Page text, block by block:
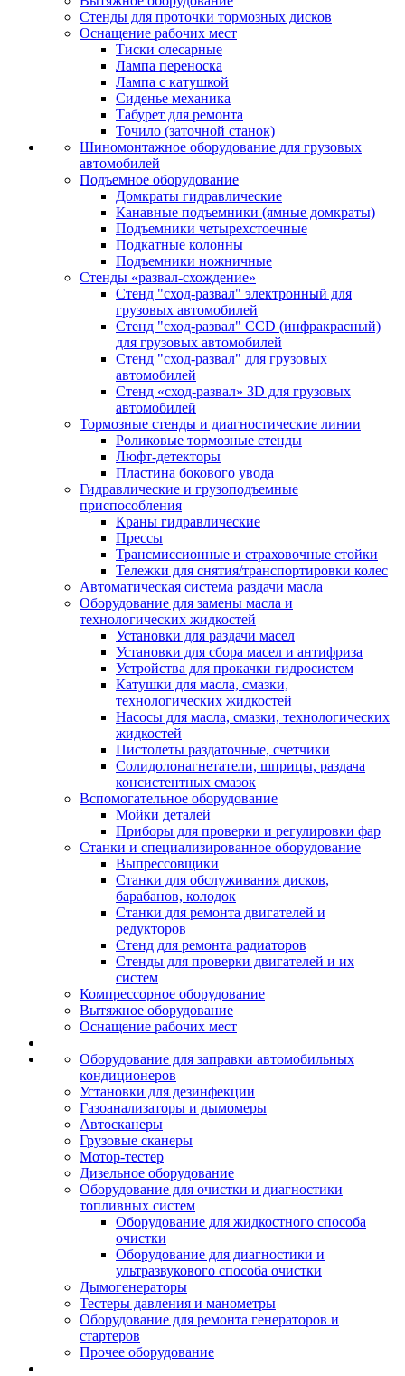
Стенды для проточки тормозных дисков
Оснащение рабочих мест
Тиски слесарные
Лампа переноска
Лампа с катушкой
Сиденье механика
Табурет для ремонта
Точило (заточной станок)
Шиномонтажное оборудование для грузовых
автомобилей
Подъемное оборудование
Домкраты гидравлические
Канавные подъемники (ямные домкраты)
Подъемники четырехстоечные
Подкатные колонны
Подъемники ножничные
Стенды «развал-схождение»
Стенд "сход-развал" электронный для
грузовых автомобилей
Стенд "сход-развал" CCD (инфракрасный)
для грузовых автомобилей
Стенд "сход-развал" для грузовых
автомобилей
Стенд «сход-развал» 3D для грузовых
автомобилей
Тормозные стенды и диагностические линии
Роликовые тормозные стенды
Люфт-детекторы
Пластина бокового увода
Гидравлические и грузоподъемные
приспособления
Краны гидравлические
Прессы
Трансмиссионные и страховочные стойки
Тележки для снятия/транспортировки колес
Автоматическая система раздачи масла
Оборудование для замены масла и
технологических жидкостей
Установки для раздачи масел
Установки для сбора масел и антифриза
Устройства для прокачки гидросистем
Катушки для масла, смазки,
технологических жидкостей
Насосы для масла, смазки, технологических
жидкостей
Пистолеты раздаточные, счетчики
Солидолонагнетатели, шприцы, раздача
консистентных смазок
Вспомогательное оборудование
Мойки деталей
Приборы для проверки и регулировки фар
Станки и специализированное оборудование
Выпрессовщики
Станки для обслуживания дисков,
барабанов, колодок
Станки для ремонта двигателей и
редукторов
Стенд для ремонта радиаторов
Стенды для проверки двигателей и их
систем
Компрессорное оборудование
Вытяжное оборудование
Оснащение рабочих мест
Оборудование для заправки автомобильных
кондиционеров
Установки для дезинфекции
Газоанализаторы и дымомеры
Автосканеры
Грузовые сканеры
Мотор-тестер
Дизельное оборудование
Оборудование для очистки и диагностики
топливных систем
Оборудование для жидкостного способа
очистки
Оборудование для диагностики и
ультразвукового способа очистки
Дымогенераторы
Тестеры давления и манометры
Оборудование для ремонта генераторов и
стартеров
Прочее оборудование